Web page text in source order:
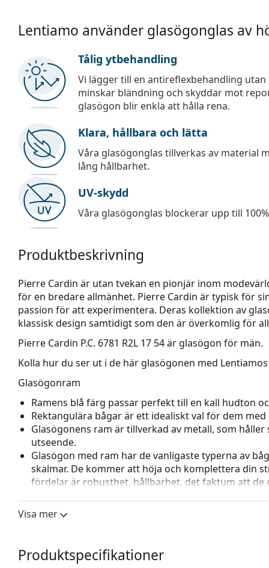
Lentiamo använder glasögonglas av
Tålig ytbehandling
Vi lägger till en antireflexbehandling
minskar bländning och skyddar mot
glasögon blir enkla att hålla rena.
Klara, hållbara och lätta
Våra glasögonglas tillverkas av material
lång hållbarhet.
UV-skydd
Våra glasögonglas blockerar upp till
Produktbeskrivning
Pierre Cardin är utan tvekan en pionjär inom
för en bredare allmänhet. Pierre Cardin är typisk för
passion för att experimentera. Deras kollektion av
klassisk design samtidigt som den är överkomlig för
Pierre Cardin P.C. 6781 R2L 17 54är glasögon för män.
Kolla hur du ser ut i de här glasögonen med
Glasögonram
Ramens blå färg passar perfekt till en kall hudton
Rektangulära bågar är ett idealiskt val för dem
Glasögonens ram är tillverkad av metall, som
utseende.
Glasögon med ram har de vanligaste typerna av
skalmar. De kommer att höja och komplettera din
fördelar är robusthet, hållbarhet, det faktum att
Justerbara näskuddar gör det möjligt att försiktigt
för att förhindra skador eller att de går sönder.
Visa mer
Produktspecifikationer